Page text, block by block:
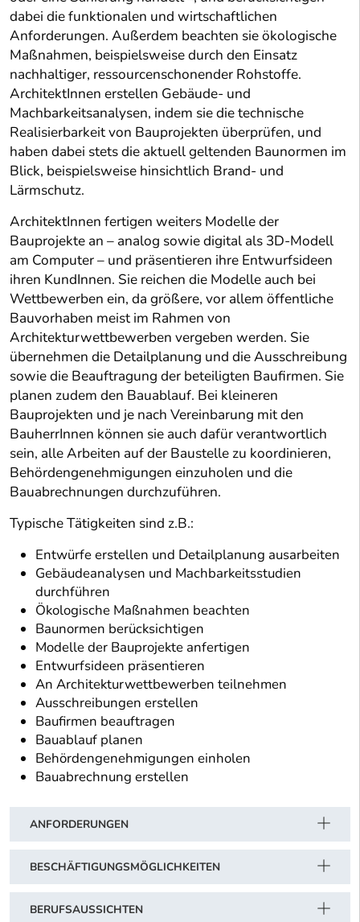
dabei die funktionalen und wirtschaftlichen
Anforderungen. Außerdem beachten sie ökologische
Maßnahmen, beispielsweise durch den Einsatz
nachhaltiger, ressourcenschonender Rohstoffe.
ArchitektInnen erstellen Gebäude- und
Machbarkeitsanalysen, indem sie die technische
Realisierbarkeit von Bauprojekten überprüfen, und
haben dabei stets die aktuell geltenden Baunormen im
Blick, beispielsweise hinsichtlich Brand- und
Lärmschutz.
ArchitektInnen fertigen weiters Modelle der
Bauprojekte an – analog sowie digital als 3D-Modell
am Computer – und präsentieren ihre Entwurfsideen
ihren KundInnen. Sie reichen die Modelle auch bei
Wettbewerben ein, da größere, vor allem öffentliche
Bauvorhaben meist im Rahmen von
Architekturwettbewerben vergeben werden. Sie
übernehmen die Detailplanung und die Ausschreibung
sowie die Beauftragung der beteiligten Baufirmen. Sie
planen zudem den Bauablauf. Bei kleineren
Bauprojekten und je nach Vereinbarung mit den
BauherrInnen können sie auch dafür verantwortlich
sein, alle Arbeiten auf der Baustelle zu koordinieren,
Behördengenehmigungen einzuholen und die
Bauabrechnungen durchzuführen.
Typische Tätigkeiten sind z.B.:
Entwürfe erstellen und Detailplanung ausarbeiten
Gebäudeanalysen und Machbarkeitsstudien
durchführen
Ökologische Maßnahmen beachten
Baunormen berücksichtigen
Modelle der Bauprojekte anfertigen
Entwurfsideen präsentieren
An Architekturwettbewerben teilnehmen
Ausschreibungen erstellen
Baufirmen beauftragen
Bauablauf planen
Behördengenehmigungen einholen
Bauabrechnung erstellen
ANFORDERUNGEN
BESCHÄFTIGUNGSMÖGLICHKEITEN
BERUFSAUSSICHTEN